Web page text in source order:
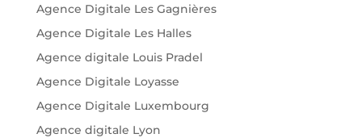
Agence Digitale Les Gagnières
Agence Digitale Les Halles
Agence digitale Louis Pradel
Agence Digitale Loyasse
Agence Digitale Luxembourg
Agence digitale Lyon